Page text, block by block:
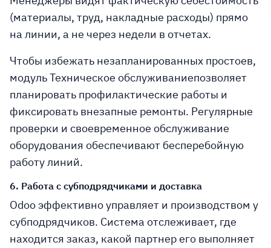
(материалы, труд, накладные расходы) прямо
на линии, а не через недели в отчетах.
Чтобы избежать незапланированных простоев,
модульТехническое обслуживаниепозволяет
планировать профилактические работы и
фиксировать внезапные ремонты. Регулярные
проверки и своевременное обслуживание
оборудования обеспечивают бесперебойную
работу линий.
6. Работа с субподрядчиками и доставка
Odoo эффективно управляет и производством у
субподрядчиков. Система отслеживает, где
находится заказ, какой партнер его выполняет